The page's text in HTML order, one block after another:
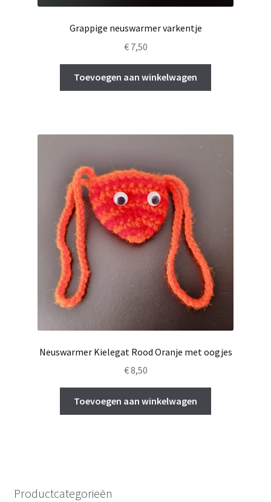
Grappige neuswarmer varkentje
€7,50
Toevoegen aan winkelwagen
Neuswarmer Kielegat Rood Oranje met oogjes
€8,50
Toevoegen aan winkelwagen
Productcategorieën